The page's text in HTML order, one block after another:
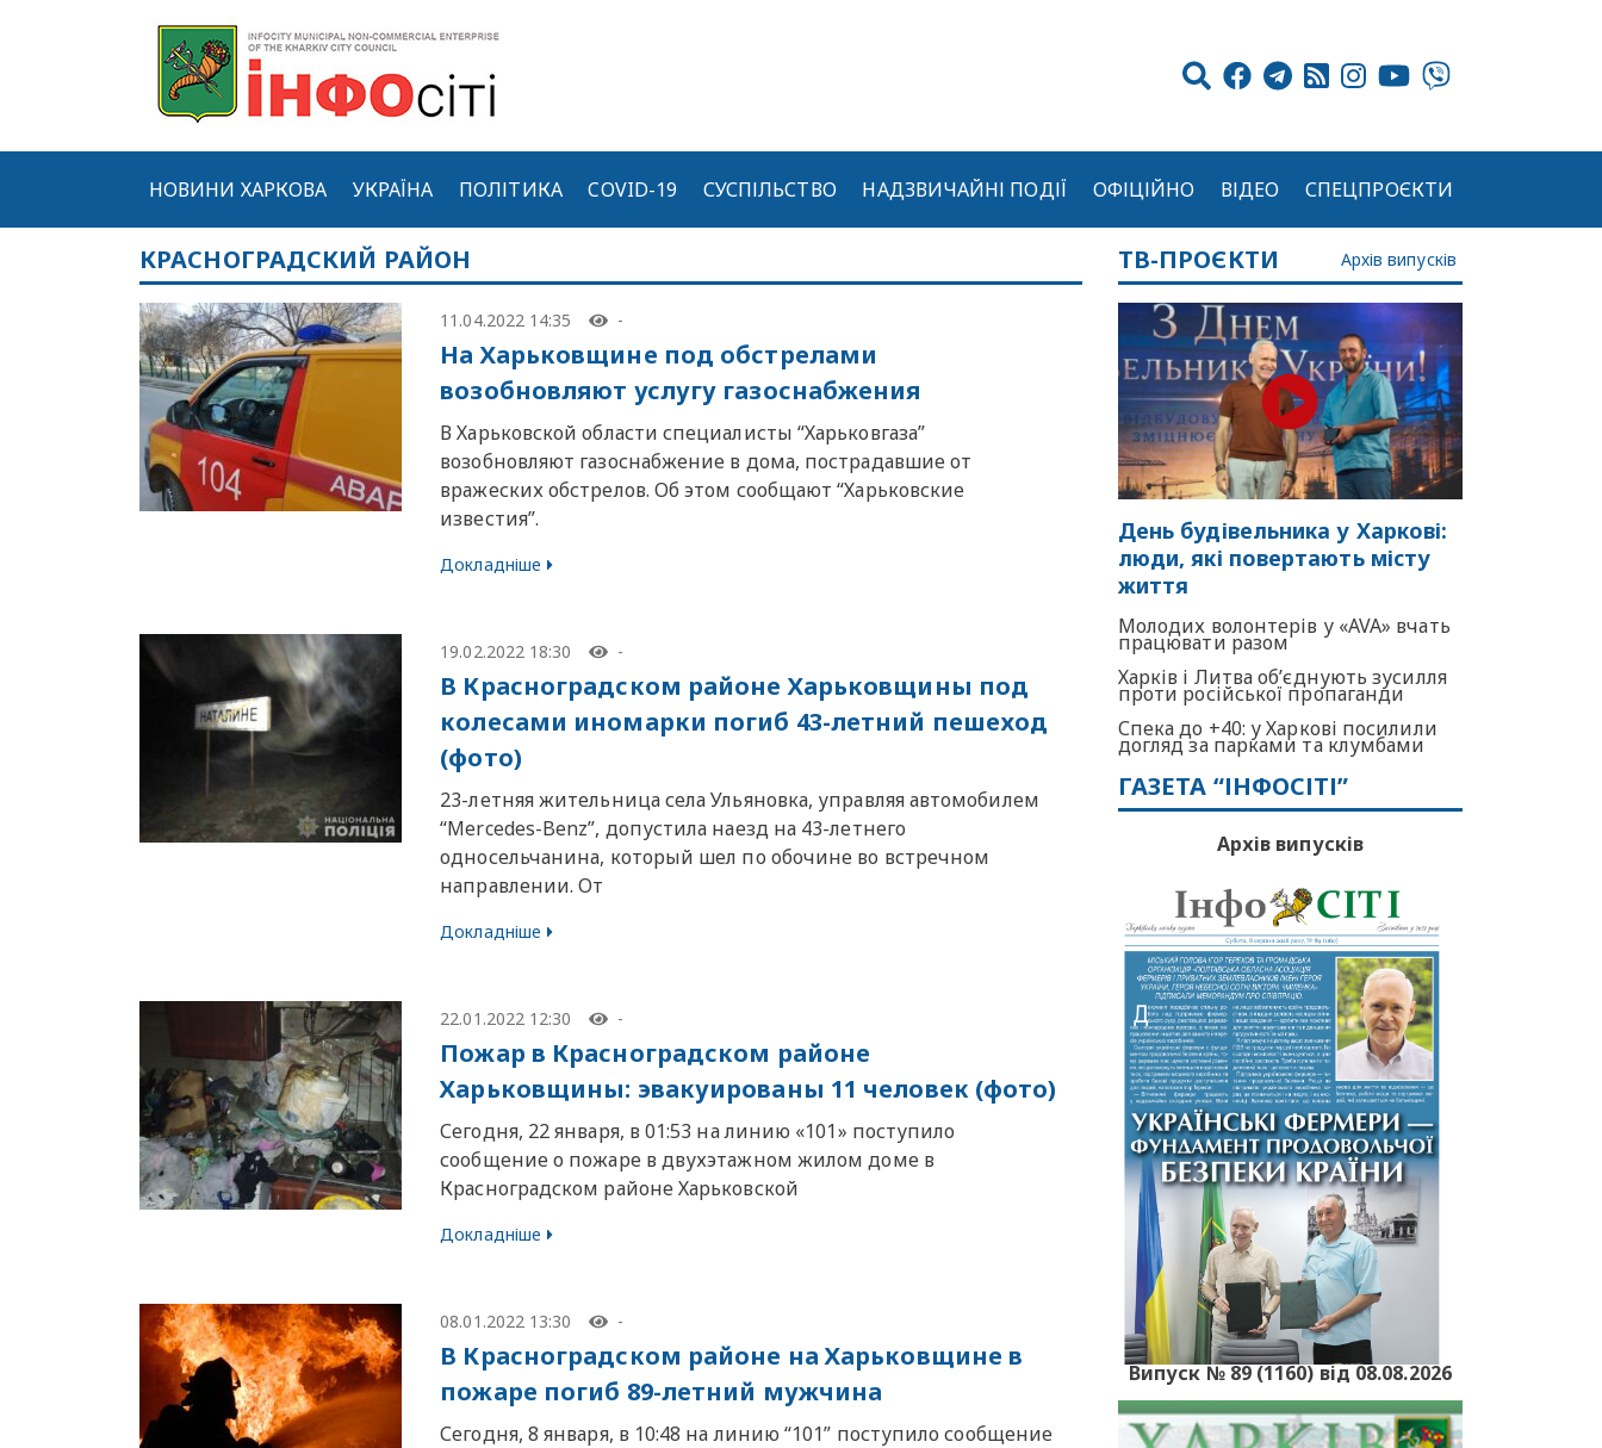
НОВИНИ ХАРКОВА УКРАЇНА ПОЛІТИКА COVID-19 СУСПІЛЬСТВО НАДЗВИЧАЙНІ ПОДІЇ ОФІЦІЙНО ВІДЕО СПЕЦПРОЄКТИ
КРАСНОГРАДСКИЙ РАЙОН
11.04.2022 14:35 -
На Харьковщине под обстрелами
возобновляют услугу газоснабжения
В Харьковской области специалисты “Харьковгаза”
возобновляют газоснабжение в дома, пострадавшие от
вражеских обстрелов. Об этом сообщают “Харьковские
известия”.
Докладніше
19.02.2022 18:30 -
В Красноградском районе Харьковщины под
колесами иномарки погиб 43-летний пешеход
(фото)
23-летняя жительница села Ульяновка, управляя автомобилем
“Mercedes-Benz”, допустила наезд на 43-летнего
односельчанина, который шел по обочине во встречном
направлении. От
Докладніше
22.01.2022 12:30 -
Пожар в Красноградском районе
Харьковщины: эвакуированы 11 человек (фото)
Сегодня, 22 января, в 01:53 на линию «101» поступило
сообщение о пожаре в двухэтажном жилом доме в
Красноградском районе Харьковской
Докладніше
08.01.2022 13:30 -
В Красноградском районе на Харьковщине в
пожаре погиб 89-летний мужчина
Сегодня, 8 января, в 10:48 на линию “101” поступило сообщение
ТВ-ПРОЄКТИ Архів випусків
День будівельника у Харкові:
люди, які повертають місту
життя
Молодих волонтерів у «AVA» вчать
працювати разом
Харків і Литва об’єднують зусилля
проти російської пропаганди
Спека до +40: у Харкові посилили
догляд за парками та клумбами
ГАЗЕТА “ІНФОСІТІ”
Архів випусків
Випуск № 89 (1160) від 08.08.2026